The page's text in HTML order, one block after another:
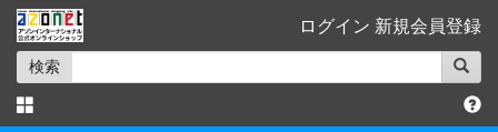
ログイン 新規会員登録
検索